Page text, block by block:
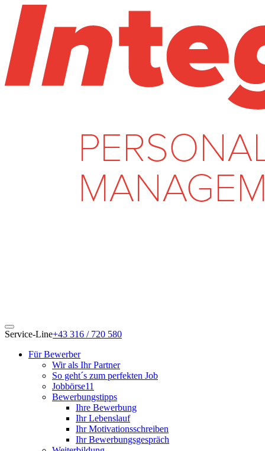
Service-Line+43 316 / 720 580
Für Bewerber
Wir als Ihr Partner
So geht´s zum perfekten Job
Jobbörse11
Bewerbungstipps
Ihre Bewerbung
Ihr Lebenslauf
Ihr Motivationsschreiben
Ihr Bewerbungsgespräch